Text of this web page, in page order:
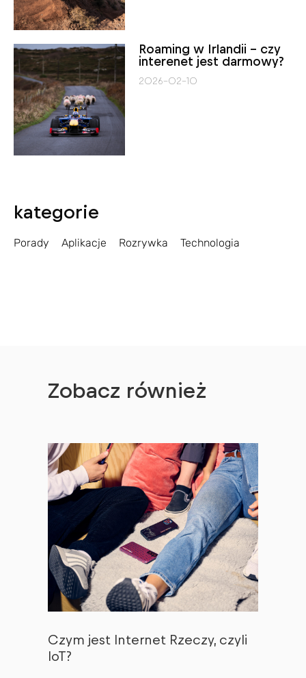
Roaming w Irlandii – czy
interenet jest darmowy?
2026-02-10
kategorie
Porady Aplikacje Rozrywka Technologia
Zobacz również
Czym jest Internet Rzeczy, czyli
IoT?